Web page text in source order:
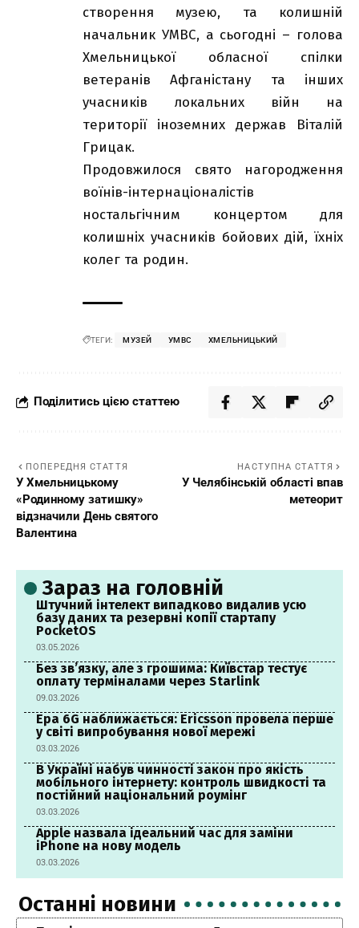
створення музею, та колишній
начальник УМВС, а сьогодні – голова
Хмельницької обласної спілки
ветеранів Афганістану та інших
учасників локальних війн на
території іноземних держав Віталій
Грицак.
Продовжилося свято нагородження
воїнів-інтернаціоналістів
ностальгічним концертом для
колишніх учасників бойових дій, їхніх
колег та родин.
ТЕГИ: МУЗЕЙ УМВС ХМЕЛЬНИЦЬКИЙ
Поділитись цією статтею
ПОПЕРЕДНЯ СТАТТЯ
У Хмельницькому
«Родинному затишку»
відзначили День святого
Валентина
НАСТУПНА СТАТТЯ
У Челябінській області впав
метеорит
Зараз на головній
Штучний інтелект випадково видалив усю
базу даних та резервні копії стартапу
PocketOS
03.05.2026
Без зв’язку, але з грошима: Київстар тестує
оплату терміналами через Starlink
09.03.2026
Ера 6G наближається: Ericsson провела перше
у світі випробування нової мережі
03.03.2026
В Україні набув чинності закон про якість
мобільного інтернету: контроль швидкості та
постійний національний роумінг
03.03.2026
Apple назвала ідеальний час для заміни
iPhone на нову модель
03.03.2026
Останні новини